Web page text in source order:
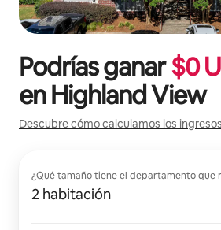
Podrías ganar$0
enHighland View
Descubre cómo calculamos los
¿Qué tamaño tiene el departamento que
2 habitación